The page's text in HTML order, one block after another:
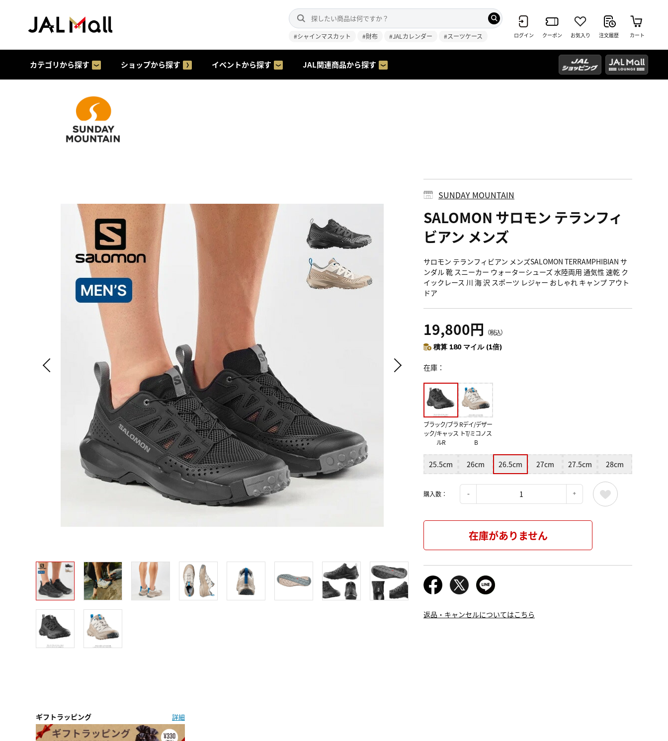
#シャインマスカット #財布 #JALカレンダー #スーツケース ログイン クーポン お気入り 注文履歴 カート
カテゴリから探す ショップから探す イベントから探す JAL関連商品から探す
SUNDAY MOUNTAIN
SALOMON サロモン テランフィ
ビアン メンズ
サロモン テランフィビアン メンズSALOMON TERRAMPHIBIAN サ
ンダル 靴 スニーカー ウォーターシューズ 水陸両用 通気性 速乾 ク
イックレース 川 海 沢 スポーツ レジャー おしゃれ キャンプ アウト
ドア
19,800円 （税込）
積算 180 マイル (1倍)
在庫
ブラック/ブラ
ック/キャッス
ルR
Rデイ/デザー
トT/ミコノス
B
25.5cm 26cm 26.5cm 27cm 27.5cm 28cm
購入数：
在庫がありません
返品・キャンセルについてはこちら
ギフトラッピング 詳細